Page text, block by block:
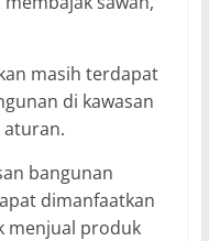
masih terdapat
di kawasan
aturan.
bangunan
dimanfaatkan
menjual produk